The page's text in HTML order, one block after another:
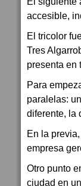
accesible,
El tricolor
Tres
presenta en
Para
paralelas:
diferente, la
En la
empresa
Otro punto
ciudad en